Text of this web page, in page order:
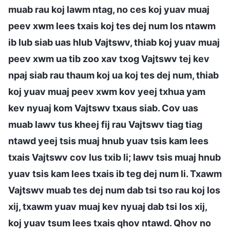
muab rau koj lawm ntag, no ces koj yuav muaj
peev xwm lees txais koj tes dej num los ntawm
ib lub siab uas hlub Vajtswv, thiab koj yuav muaj
peev xwm ua tib zoo xav txog Vajtswv tej kev
npaj siab rau thaum koj ua koj tes dej num, thiab
koj yuav muaj peev xwm kov yeej txhua yam
kev nyuaj kom Vajtswv txaus siab. Cov uas
muab lawv tus kheej fij rau Vajtswv tiag tiag
ntawd yeej tsis muaj hnub yuav tsis kam lees
txais Vajtswv cov lus txib li; lawv tsis muaj hnub
yuav tsis kam lees txais ib teg dej num li. Txawm
Vajtswv muab tes dej num dab tsi tso rau koj los
xij, txawm yuav muaj kev nyuaj dab tsi los xij,
koj yuav tsum lees txais qhov ntawd. Qhov no